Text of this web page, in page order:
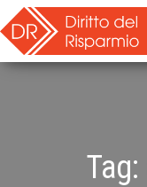
Tag: